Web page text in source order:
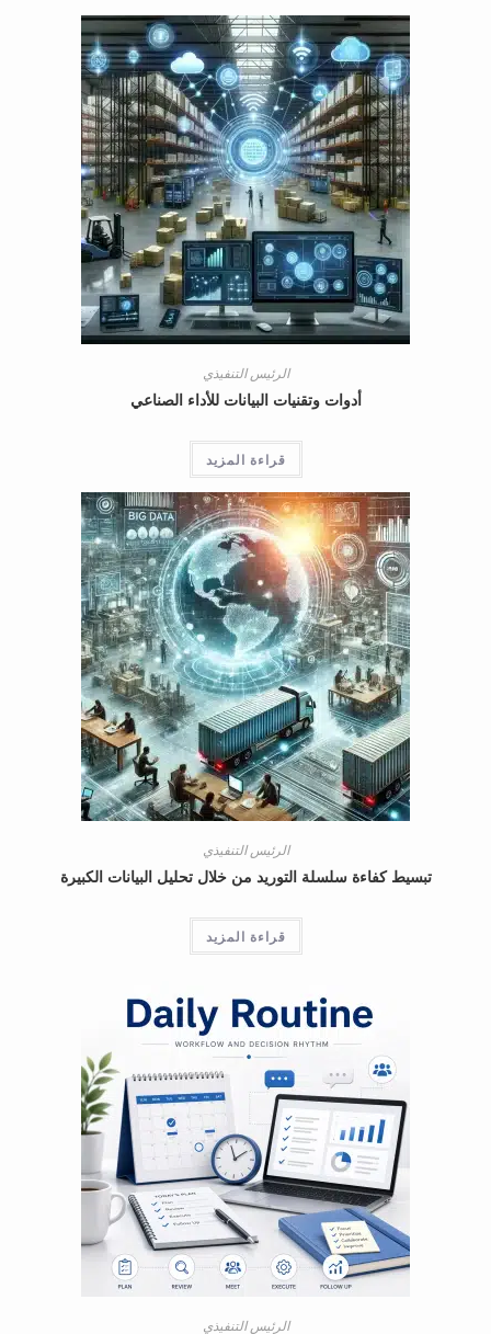
الرئيس التنفيذي
أدوات وتقنيات البيانات للأداء الصناعي
قراءة المزيد
الرئيس التنفيذي
تبسيط كفاءة سلسلة التوريد من خلال تحليل البيانات الكبيرة
قراءة المزيد
الرئيس التنفيذي